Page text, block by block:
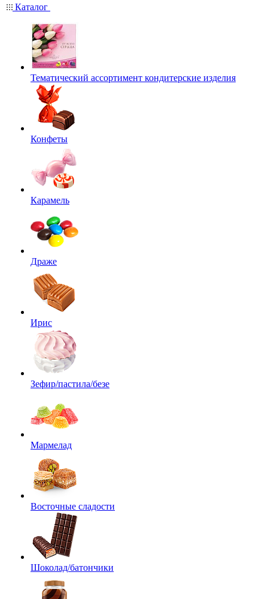
Каталог
Тематический ассортимент кондитерские изделия
Конфеты
Карамель
Драже
Ирис
Зефир/пастила/безе
Мармелад
Восточные сладости
Шоколад/батончики